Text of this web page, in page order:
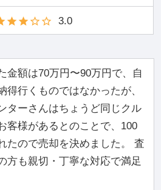
3.0
金額は70万円〜90万円で、自
得行くものではなかったが、
ターさんはちょうど同じクル
客様があるとのことで、100
たので売却を決めました。 査
方も親切・丁寧な対応で満足